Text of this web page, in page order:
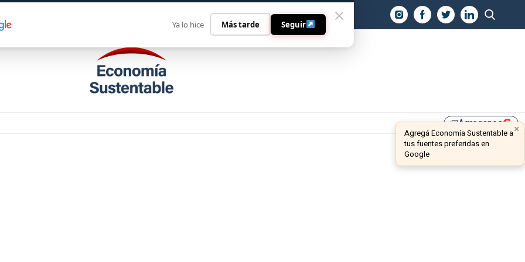
CONTACTO
library_addAgreganos ×
Agregá Economía Sustentable a
tus fuentes preferidas en
Google
Ya lo hice Más tarde Seguir